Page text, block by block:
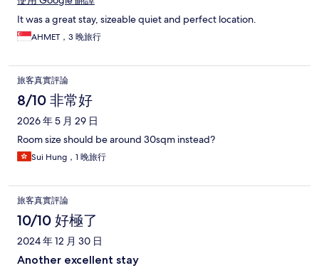
It was a great stay, sizeable quiet and perfect location.
AHMET，3 晚旅行
旅客真實評論
8/10 非常好
2026 年 5 月 29 日
Room size should be around 30sqm instead?
Sui Hung，1 晚旅行
旅客真實評論
10/10 好極了
2024 年 12 月 30 日
Another excellent stay